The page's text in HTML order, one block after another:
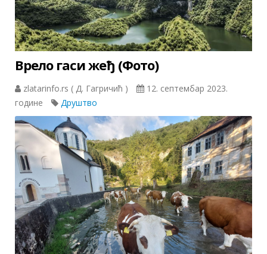
Врело гаси жеђ (Фото)
zlatarinfo.rs ( Д. Гагричић )
12. септембар 2023.
године
Друштво